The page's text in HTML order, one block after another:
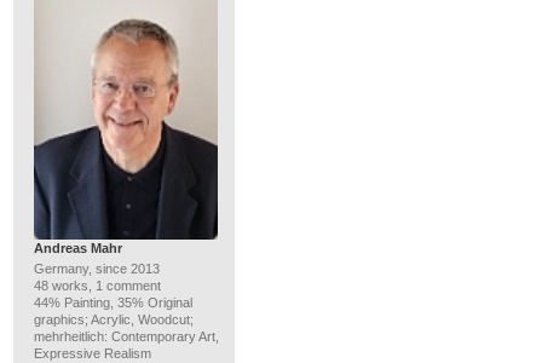
Andreas Mahr
Germany, since 2013
48 works, 1 comment
44% Painting, 35% Original
graphics; Acrylic, Woodcut;
mehrheitlich: Contemporary Art,
Expressive Realism